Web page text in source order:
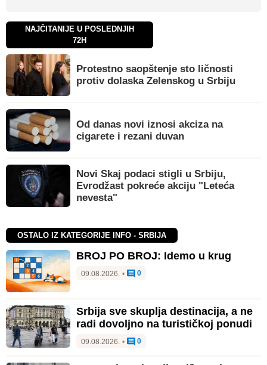
NAJČITANIJE U POSLEDNJIH
72H
Protestno saopštenje sto ličnosti
protiv dolaska Zelenskog u Srbiju
Od danas novi iznosi akciza na
cigarete i rezani duvan
Novi Skaj podaci stigli u Srbiju,
Evrodžast pokreće akciju "Leteća
nevesta"
OSTALO IZ KATEGORIJE INFO - SRBIJA
BROJ PO BROJ: Idemo u krug
09.08.2026. • 0
Srbija sve skuplja destinacija, a ne
radi dovoljno na turističkoj ponudi
09.08.2026. • 0